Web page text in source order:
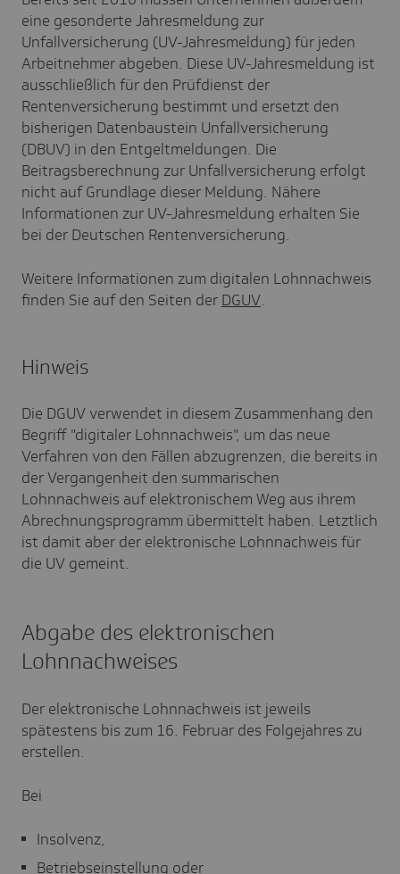
eine gesonderte Jahresmeldung zur
Unfallversicherung (UV-Jahresmeldung) für jeden
Arbeitnehmer abgeben. Diese UV-Jahresmeldung ist
ausschließlich für den Prüfdienst der
Rentenversicherung bestimmt und ersetzt den
bisherigen Datenbaustein Unfallversicherung
(DBUV) in den Entgeltmeldungen. Die
Beitragsberechnung zur Unfallversicherung erfolgt
nicht auf Grundlage dieser Meldung. Nähere
Informationen zur UV-Jahresmeldung erhalten Sie
bei der Deutschen Rentenversicherung.
Weitere Informationen zum digitalen Lohnnachweis
finden Sie auf den Seiten der DGUV.
Hinweis
Die DGUV verwendet in diesem Zusammenhang den
Begriff "digitaler Lohnnachweis", um das neue
Verfahren von den Fällen abzugrenzen, die bereits in
der Vergangenheit den summarischen
Lohnnachweis auf elektronischem Weg aus ihrem
Abrechnungsprogramm übermittelt haben. Letztlich
ist damit aber der elektronische Lohnnachweis für
die UV gemeint.
Abgabe des elektronischen
Lohnnachweises
Der elektronische Lohnnachweis ist jeweils
spätestens bis zum 16. Februar des Folgejahres zu
erstellen.
Bei
Insolvenz,
Betriebseinstellung oder